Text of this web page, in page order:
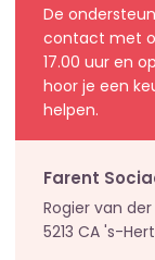
De
contact met
17.00 uur en
hoor je een
helpen.
Farent
Rogier van
5213 CA 's-